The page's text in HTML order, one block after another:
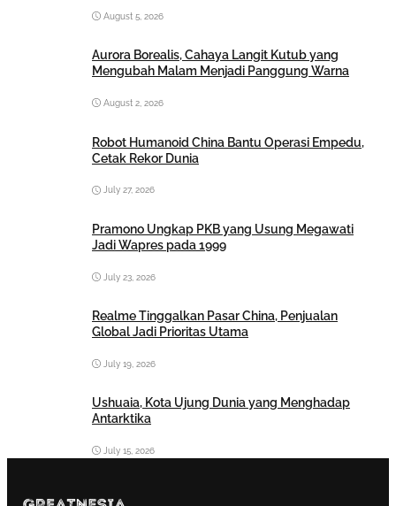
August 5, 2026
Aurora Borealis, Cahaya Langit Kutub yang
Mengubah Malam Menjadi Panggung Warna
August 2, 2026
Robot Humanoid China Bantu Operasi Empedu,
Cetak Rekor Dunia
July 27, 2026
Pramono Ungkap PKB yang Usung Megawati
Jadi Wapres pada 1999
July 23, 2026
Realme Tinggalkan Pasar China, Penjualan
Global Jadi Prioritas Utama
July 19, 2026
Ushuaia, Kota Ujung Dunia yang Menghadap
Antarktika
July 15, 2026